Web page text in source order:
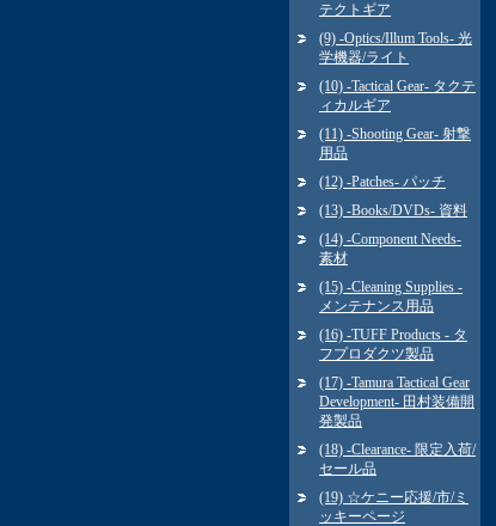
テクトギア
(9) -Optics/Illum Tools- 光
学機器/ライト
(10) -Tactical Gear- タクテ
ィカルギア
(11) -Shooting Gear- 射撃
用品
(12) -Patches- パッチ
(13) -Books/DVDs- 資料
(14) -Component Needs-
素材
(15) -Cleaning Supplies -
メンテナンス用品
(16) -TUFF Products - タ
フプロダクツ製品
(17) -Tamura Tactical Gear
Development- 田村装備開
発製品
(18) -Clearance- 限定入荷/
セール品
(19) ☆ケニー応援/市/ミ
ッキーページ